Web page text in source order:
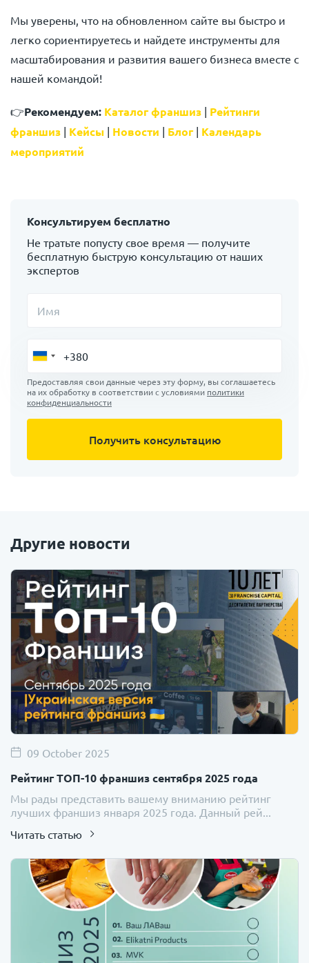
Мы уверены, что на обновленном сайте вы быстро и
легко сориентируетесь и найдете инструменты для
масштабирования и развития вашего бизнеса вместе с
нашей командой!
👉Рекомендуем: Каталог франшиз | Рейтинги
франшиз | Кейсы | Новости | Блог| Календарь
мероприятий
Консультируем бесплатно
Не тратьте попусту свое время — получите
бесплатную быструю консультацию от наших
экспертов
Имя
Предоставляя свои данные через эту форму, вы соглашаетесь
на их обработку в соответствии с условиями политики
конфиденциальности
Другие новости
09 October 2025
Рейтинг ТОП-10 франшиз сентября 2025 года
Мы рады представить вашему вниманию рейтинг
лучших франшиз января 2025 года. Данный рей...
Читать статью